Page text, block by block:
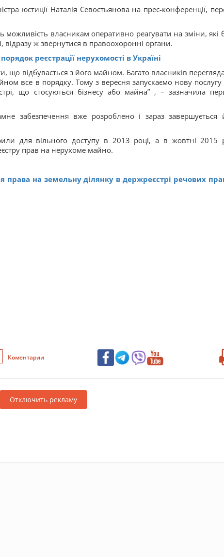
юстиції Наталія Севостьянова на прес-конференції,
можливість власникам оперативно реагувати на зміни, які
відразу ж звернутися в правоохоронні органи.
реєстрації нерухомості в Україні
що відбувається з його майном. Багато власників
все в порядку. Тому з вересня запускаємо нову послугу
що стосуються бізнесу або майна” , – зазначила
забезпечення вже розроблено і зараз завершується
для вільного доступу в 2013 році, а в жовтні 2015
прав на нерухоме майно.
права на земельну ділянку в держреєстрі речових
Коментарии
Отключить рекламу